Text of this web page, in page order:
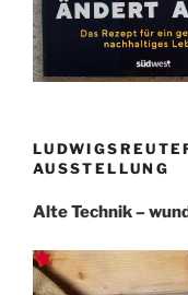
AUSSTELLUNG
Alte Technik –